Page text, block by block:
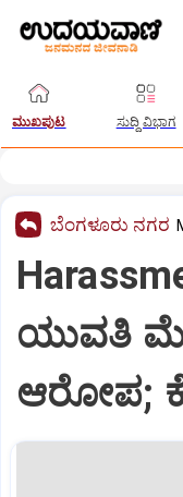
ಮುಖಪುಟ ಸುದ್ದಿ ವಿಭಾಗ
ಬೆಂಗಳೂರು ನಗರ
ಯುವತಿ
ಆರೋಪ;